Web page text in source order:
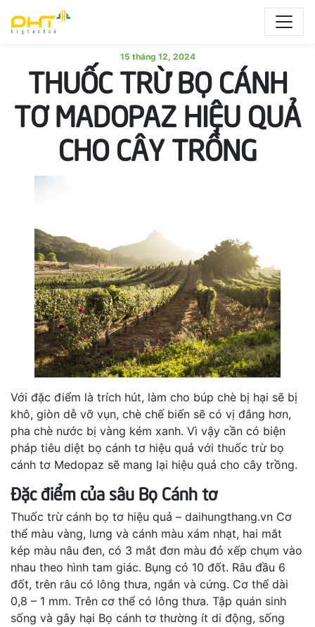
15 tháng 12, 2024
THUỐC TRỪ BỌ CÁNH
TƠ MADOPAZ HIỆU QUẢ
CHO CÂY TRỒNG
Với đặc điểm là trích hút, làm cho búp chè bị hại sẽ bị
khô, giòn dễ vỡ vụn, chè chế biến sẽ có vị đắng hơn,
pha chè nước bị vàng kém xanh. Vì vậy cần có biện
pháp tiêu diệt bọ cánh tơ hiệu quả với thuốc trừ bọ
cánh tơ Medopaz sẽ mang lại hiệu quả cho cây trồng.
Đặc điểm của sâu Bọ Cánh tơ
Thuốc trừ cánh bọ tơ hiệu quả – daihungthang.vn Cơ
thể màu vàng, lưng và cánh màu xám nhạt, hai mắt
kép màu nâu đen, có 3 mắt đơn màu đỏ xếp chụm vào
nhau theo hình tam giác. Bụng có 10 đốt. Râu đầu 6
đốt, trên râu có lông thưa, ngắn và cứng. Cơ thể dài
0,8 – 1 mm. Trên cơ thể có lông thưa. Tập quán sinh
sống và gây hại Bọ cánh tơ thường ít di động, sống